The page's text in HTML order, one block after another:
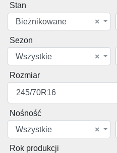
Stan
×
Bieżnikowane
Sezon
×
Wszystkie
Rozmiar
245/70R16
Nośność
×
Wszystkie
Rok produkcji